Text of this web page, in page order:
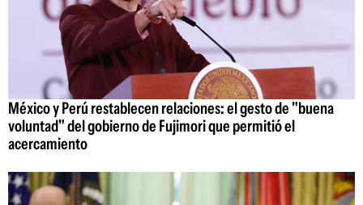
México y Perú restablecen relaciones: el gesto de "buena
voluntad" del gobierno de Fujimori que permitió el
acercamiento